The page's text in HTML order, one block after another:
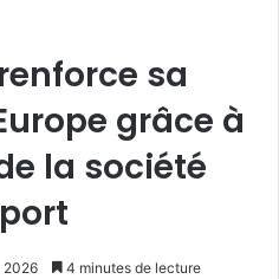
renforce sa
grâce à
la société
2026 4 minutes de lecture